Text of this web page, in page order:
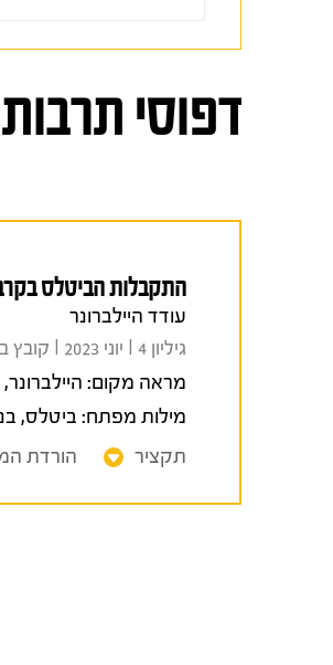
דפוסי תרבות
התקבלות הביטלס
עודד היילברונר
גיליון 4 I יוני 2023 I קובץ בנושא מוזיקה פופולרית בישראל
מראה מקום: היילברונר, עודד (2023). התקבלות הביטלס
מילות מפתח: ביטלס,
תקציר
הורדת